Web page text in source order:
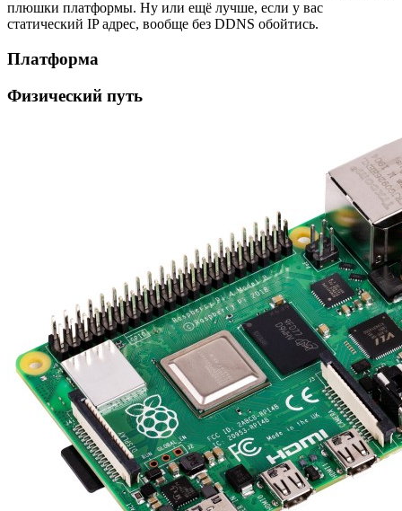
плюшки платформы. Ну или ещё лучше, если у вас
статический IP адрес, вообще без DDNS обойтись.
Платформа
Физический путь